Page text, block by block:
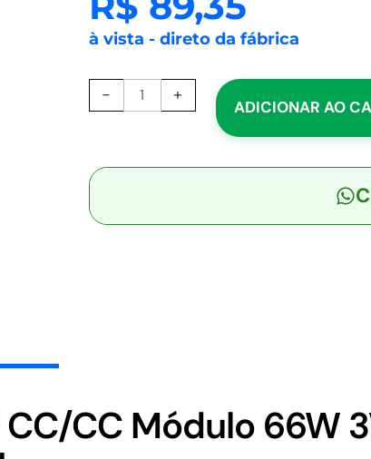
à vista - direto da fábrica
-
12N
CC/CC
66W
MEAN
+
ADICIONAR AO
CC Módulo 66W